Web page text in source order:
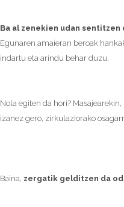
Ba al zenekien udan
Egunaren amaieran beroak
indartu eta arindu behar duzu.
Nola egiten da hori?
izanez gero, zirkulaziorako
Baina, zergatik gelditzen da